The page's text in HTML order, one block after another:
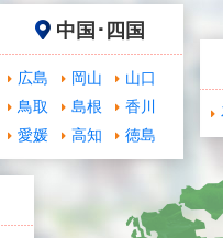
中国･四国
広島 岡山
山口
鳥取
島根
香川
愛媛
高知 徳島